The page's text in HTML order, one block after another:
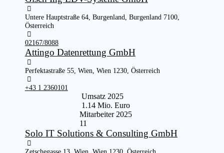
Untere Hauptstraße 64, Burgenland, Burgenland 7100,
Österreich
02167/8088
Attingo Datenrettung GmbH
Perfektastraße 55, Wien, Wien 1230, Österreich
+43 1 2360101
Umsatz 2025
1.14 Mio. Euro
Mitarbeiter 2025
11
Solo IT Solutions & Consulting GmbH